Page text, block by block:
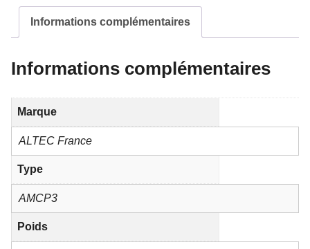
Informations complémentaires
Informations complémentaires
Marque
ALTEC France
Type
AMCP3
Poids